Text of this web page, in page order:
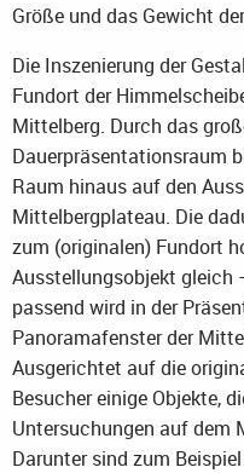
Größe und das Gewicht
Die Inszenierung der
Fundort der
Mittelberg. Durch das
Dauerpräsentationsraum
Raum hinaus auf den
Mittelbergplateau. Die
zum (originalen) Fundort
Ausstellungsobjekt gleich
passend wird in der
Panoramafenster der
Ausgerichtet auf die
Besucher einige Objekte,
Untersuchungen auf dem
Darunter sind zum